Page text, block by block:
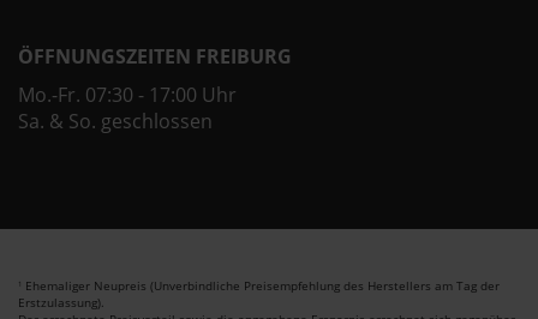
ÖFFNUNGSZEITEN FREIBURG
Mo.-Fr. 07:30 - 17:00 Uhr
Sa. & So. geschlossen
1 Ehemaliger Neupreis (Unverbindliche Preisempfehlung des Herstellers am Tag der
Erstzulassung).